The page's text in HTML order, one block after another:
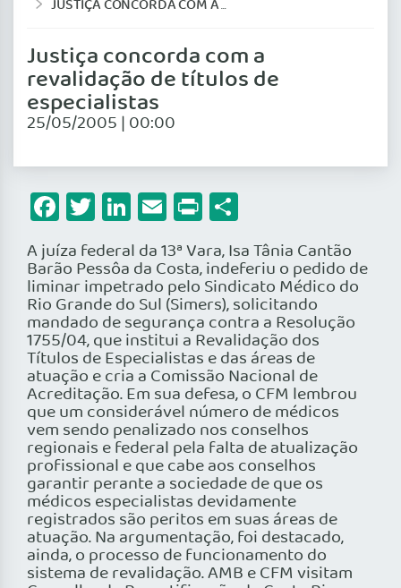
JUSTIÇA CONCORDA COM A REVALIDAÇÃO DE TÍTULOS DE ESPECIALISTAS
Justiça concorda com a
revalidação de títulos de
especialistas
25/05/2005 | 00:00
Facebook
Twitter
LinkedIn
Email
Print
A juíza federal da 13ª Vara, Isa Tânia Cantão
Barão Pessôa da Costa, indeferiu o pedido de
liminar impetrado pelo Sindicato Médico do
Rio Grande do Sul (Simers), solicitando
mandado de segurança contra a Resolução
1755/04, que institui a Revalidação dos
Títulos de Especialistas e das áreas de
atuação e cria a Comissão Nacional de
Acreditação. Em sua defesa, o CFM lembrou
que um considerável número de médicos
vem sendo penalizado nos conselhos
regionais e federal pela falta de atualização
profissional e que cabe aos conselhos
garantir perante a sociedade de que os
médicos especialistas devidamente
registrados são peritos em suas áreas de
atuação. Na argumentação, foi destacado,
ainda, o processo de funcionamento do
sistema de revalidação. AMB e CFM visitam